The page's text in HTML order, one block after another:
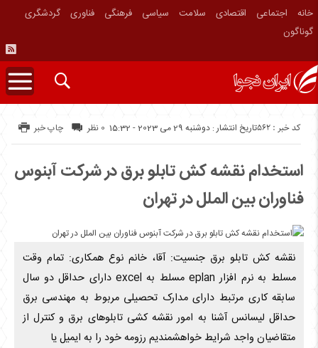
خانه اجتماعی اقتصادی سلامت سیاسی فرهنگی فناوری
گردشگری
گوناگون
تاریخ انتشار : دوشنبه 29 می 2023 - 15:32 کد خبر : 562 چاپ خبر 0 نظر
استخدام نقشه کش تابلو برق در شرکت آبنوس
فناوران بین الملل در تهران
نقشه کش تابلو برق جنسیت: آقا، خانم نوع همکاری: تمام وقت
مسلط به نرم افزار eplan مسلط به excel دارای حداقل دو سال
سابقه کاری مرتبط دارای مدارک تحصیلی مربوط به مهندسی برق
حداقل لیسانس آشنا به امور نقشه کشی تابلوهای برق و کنترل از
متقاضیان واجد شرایط خواهشمندیم رزومه خود را به ایمیل یا